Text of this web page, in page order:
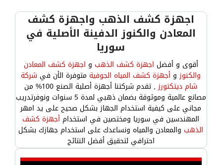
اجهزة كشف الذهب واجهزة كشف
المعادن والكنوز الدفينة الأصلية في
سوريا
أقوى و أفضل اجهزة كشف الذهب و اجهزة كشف المعادن
والكنوزو أجهزة كشف المياه الجوفية متوفرة الأن في شركة
شام ديتكتورز
, تقدم شركتنا أجهزة أصلية الصنع 100% من
مصانع عالمية وموثوقة بضمان ذهبي لمدة 5 سنوات ونوفرتدريب
مجاني على كيفية استخدام الجهاز بشكل صحيح على يد امهر
المهندسين في سوريا ومختصين في استخدامأجهزة كشف
الذهب والمعادن والمياه ونساعدك على استخدام جهازك بشكل
احترافي لتحقيق أفضل النتائج